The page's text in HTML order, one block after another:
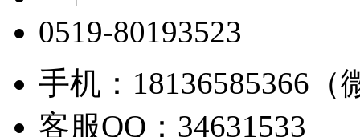
0519-80193523
手机：18136585366（
客服QQ：34631533